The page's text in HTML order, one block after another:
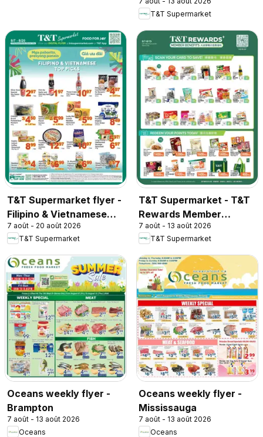
T&T Supermarket
T&T Supermarket flyer -
Filipino & Vietnamese
Top Picks
7 août - 20 août 2026
T&T Supermarket
T&T Supermarket - T&T
Rewards Member
Benefit In-store flyer
7 août - 13 août 2026
T&T Supermarket
Oceans weekly flyer -
Brampton
7 août - 13 août 2026
Oceans
Oceans weekly flyer -
Mississauga
7 août - 13 août 2026
Oceans